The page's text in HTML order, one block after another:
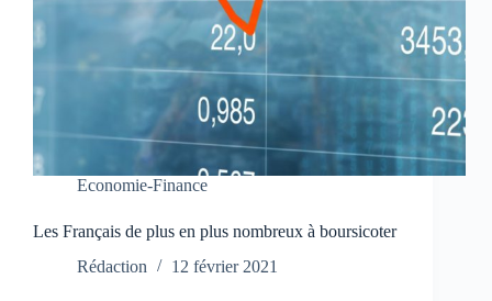
Economie-Finance
Les Français de plus en plus nombreux à boursicoter
Rédaction
12 février 2021